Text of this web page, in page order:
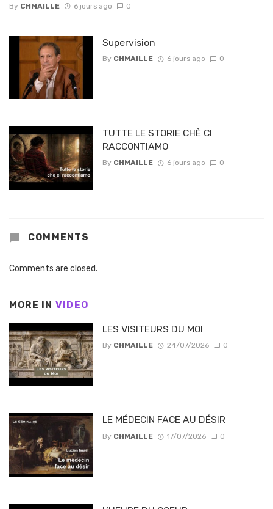
By CHMAILLE 6 jours ago 0
Supervision
By CHMAILLE 6 jours ago 0
TUTTE LE STORIE CHÈ CI
RACCONTIAMO
By CHMAILLE 6 jours ago 0
COMMENTS
Comments are closed.
MORE IN VIDEO
LES VISITEURS DU MOI
By CHMAILLE 24/07/2026 0
LE MÉDECIN FACE AU DÉSIR
By CHMAILLE 17/07/2026 0